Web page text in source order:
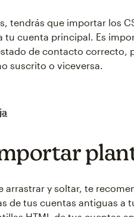
tendrás que importar los
tu cuenta principal. Es
de contacto correcto,
suscrito o viceversa.
arrastrar y soltar, te
de tus cuentas antiguas a